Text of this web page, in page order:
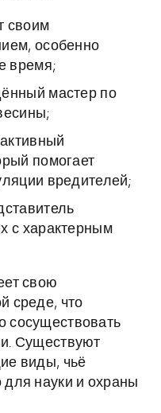
своим
особенно
время;
мастер по
помогает
вредителей;
с характерным
свою
среде, что
сосуществовать
Существуют
виды, чьё
для науки и охраны